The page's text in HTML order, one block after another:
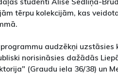
tērpu kolekcijām, kas
audzēkņi uzstāsies
norisināsies dažādās
(Graudu iela 36/38) un